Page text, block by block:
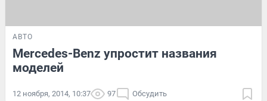
АВТО
Mercedes-Benz упростит названия
моделей
12 ноября, 2014, 10:37 97 Обсудить